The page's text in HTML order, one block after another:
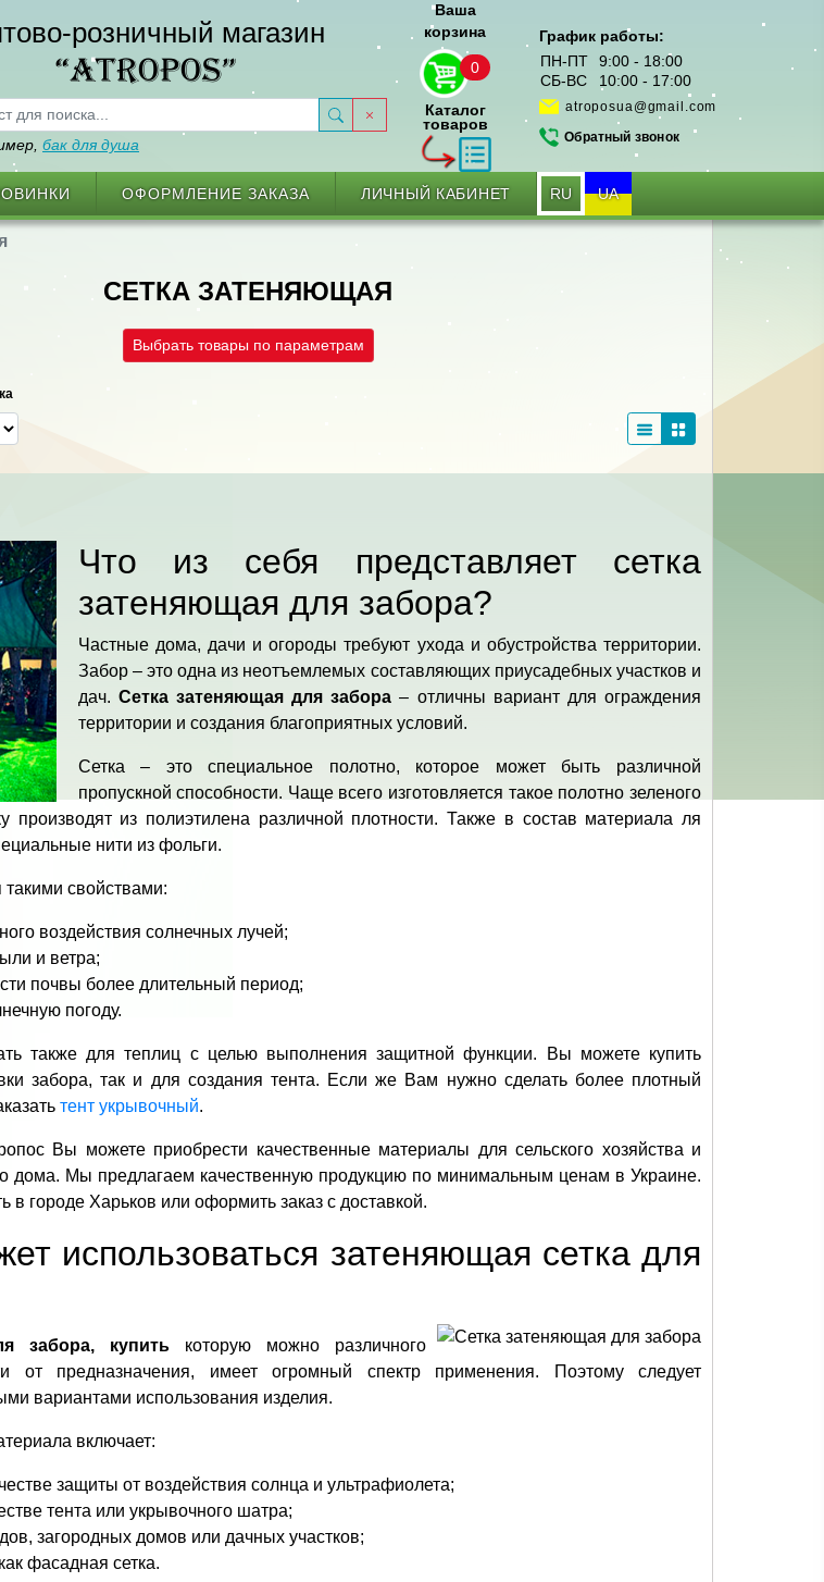
розничный магазин
“ATROPOS”
бак для душа
Ваша
корзина
0
Каталог
товаров
График работы:
ПН-ПТ
9:00 - 18:00
СБ-ВС
10:00 - 17:00
atroposua@gmail.com
Обратный звонок
ОФОРМЛЕНИЕ ЗАКАЗА ЛИЧНЫЙ КАБИНЕТ RU UA
СЕТКА ЗАТЕНЯЮЩАЯ
Выбрать товары по параметрам
Что из себя представляет сетка
затеняющая для забора?
Частные дома, дачи и огороды требуют ухода и обустройства территории.
Забор – это одна из неотъемлемых составляющих приусадебных участков и
дач. Сетка затеняющая для забора – отличны вариант для ограждения
территории и создания благоприятных условий.
Сетка – это специальное полотно, которое может быть различной
пропускной способности. Чаще всего изготовляется такое полотно зеленого
производят из полиэтилена различной плотности. Также в состав материала ля
нити из фольги.
такими свойствами:
воздействия солнечных лучей;
и ветра;
почвы более длительный период;
погоду.
также для теплиц с целью выполнения защитной функции. Вы можете купить
забора, так и для создания тента. Если же Вам нужно сделать более плотный
тент укрывочный.
Вы можете приобрести качественные материалы для сельского хозяйства и
дома. Мы предлагаем качественную продукцию по минимальным ценам в Украине.
в городе Харьков или оформить заказ с доставкой.
использоваться затеняющая сетка для
забора, купитькоторую можно различного
от предназначения, имеет огромный спектр применения. Поэтому следует
вариантами использования изделия.
включает:
защиты от воздействия солнца и ультрафиолета;
тента или укрывочного шатра;
загородных домов или дачных участков;
фасадная сетка.